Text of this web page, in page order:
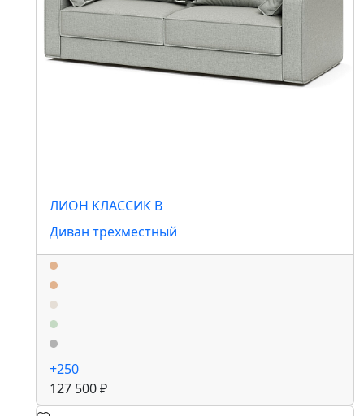
ЛИОН КЛАССИК B
Диван трехместный
+250
127 500 ₽